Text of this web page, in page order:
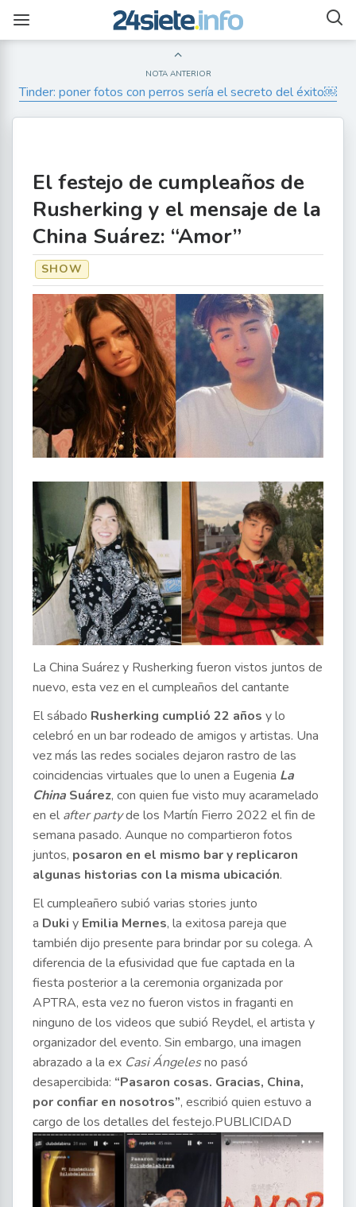
NOTA ANTERIOR
Tinder: poner fotos con perros sería el secreto del éxito￼
El festejo de cumpleaños de
Rusherking y el mensaje de la
China Suárez: “Amor”
SHOW
La China Suárez y Rusherking fueron vistos juntos de
nuevo, esta vez en el cumpleaños del cantante
El sábado Rusherking cumplió 22 años y lo
celebró en un bar rodeado de amigos y artistas. Una
vez más las redes sociales dejaron rastro de las
coincidencias virtuales que lo unen a Eugenia La
China Suárez, con quien fue visto muy acaramelado
en el after partyde los Martín Fierro 2022 el fin de
semana pasado. Aunque no compartieron fotos
juntos, posaron en el mismo bar y replicaron
algunas historias con la misma ubicación.
El cumpleañero subió varias stories junto
a Duki y Emilia Mernes, la exitosa pareja que
también dijo presente para brindar por su colega. A
diferencia de la efusividad que fue captada en la
fiesta posterior a la ceremonia organizada por
APTRA, esta vez no fueron vistos in fraganti en
ninguno de los videos que subió Reydel, el artista y
organizador del evento. Sin embargo, una imagen
abrazado a la ex Casi Ángelesno pasó
desapercibida: “Pasaron cosas. Gracias, China,
por confiar en nosotros”, escribió quien estuvo a
cargo de los detalles del festejo.PUBLICIDAD